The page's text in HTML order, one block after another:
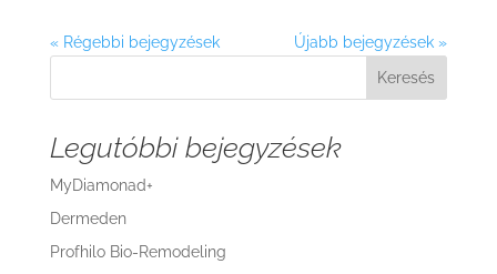
« Régebbi bejegyzések
Újabb bejegyzések »
Keresés
Legutóbbi bejegyzések
MyDiamonad+
Dermeden
Profhilo Bio-Remodeling